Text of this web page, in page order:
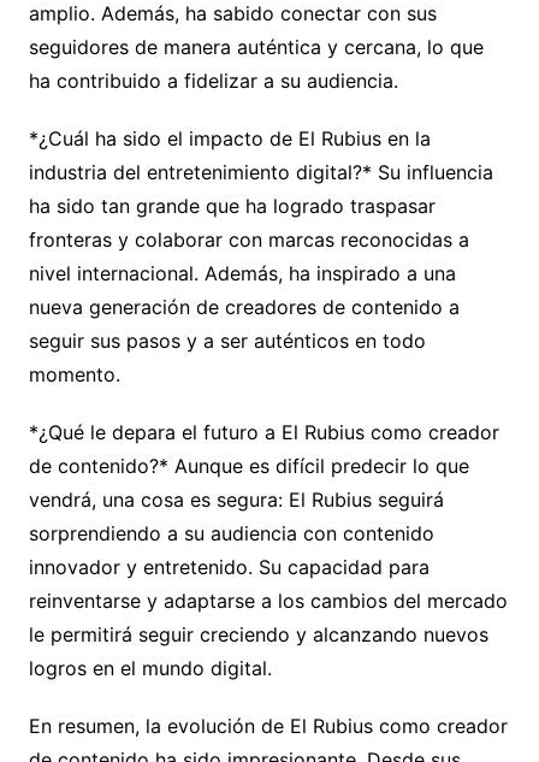
amplio. Además, ha sabido conectar con sus
seguidores de manera auténtica y cercana, lo que
ha contribuido a fidelizar a su audiencia.
*¿Cuál ha sido el impacto de El Rubius en la
industria del entretenimiento digital?* Su influencia
ha sido tan grande que ha logrado traspasar
fronteras y colaborar con marcas reconocidas a
nivel internacional. Además, ha inspirado a una
nueva generación de creadores de contenido a
seguir sus pasos y a ser auténticos en todo
momento.
*¿Qué le depara el futuro a El Rubius como creador
de contenido?* Aunque es difícil predecir lo que
vendrá, una cosa es segura: El Rubius seguirá
sorprendiendo a su audiencia con contenido
innovador y entretenido. Su capacidad para
reinventarse y adaptarse a los cambios del mercado
le permitirá seguir creciendo y alcanzando nuevos
logros en el mundo digital.
En resumen, la evolución de El Rubius como creador